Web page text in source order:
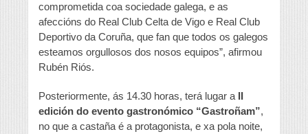
comprometida coa sociedade galega, e as
afeccións do Real Club Celta de Vigo e Real Club
Deportivo da Coruña, que fan que todos os galegos
esteamos orgullosos dos nosos equipos”, afirmou
Rubén Riós.
Posteriormente, ás 14.30 horas, terá lugar a II
edición do evento gastronómico “Gastroñam”,
no que a castaña é a protagonista, e xa pola noite,